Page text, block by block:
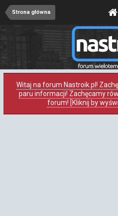
Strona główna
Witaj na forum Nastroik.pl!
paru informacji! Zachęcamy
forum! [Kliknij by